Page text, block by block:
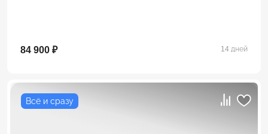
84 900 ₽ 14 дней
Всё и сразу